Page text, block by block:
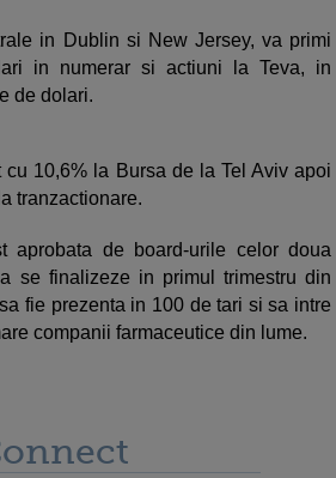
in Dublin si New Jersey, va primi
in numerar si actiuni la Teva, in
de dolari.
cu 10,6% la Bursa de la Tel Aviv apoi
tranzactionare.
aprobata de board-urile celor doua
se finalizeze in primul trimestru din
fie prezenta in 100 de tari si sa intre
companii farmaceutice din lume.